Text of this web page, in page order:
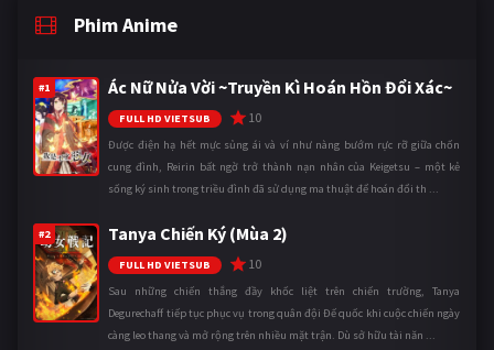
Phim Anime
#1 Ác Nữ Nửa Vời ~Truyền Kì Hoán Hồn Đổi Xác~
FULL HD VIETSUB 10
Được điện hạ hết mực sủng ái và ví như nàng bướm rực rỡ giữa chốn
cung đình, Reirin bất ngờ trở thành nạn nhân của Keigetsu – một kẻ
sống ký sinh trong triều đình đã sử dụng ma thuật để hoán đổi th ...
#2 Tanya Chiến Ký (Mùa 2)
FULL HD VIETSUB 10
Sau những chiến thắng đầy khốc liệt trên chiến trường, Tanya
Degurechaff tiếp tục phục vụ trong quân đội Đế quốc khi cuộc chiến ngày
càng leo thang và mở rộng trên nhiều mặt trận. Dù sở hữu tài năn ...